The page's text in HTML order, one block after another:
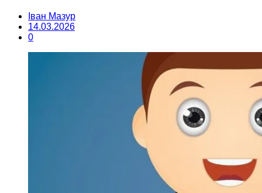
Іван Мазур
14.03.2026
0